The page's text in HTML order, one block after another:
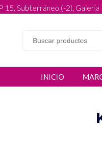
15, Subterráneo (-2),
INICIO